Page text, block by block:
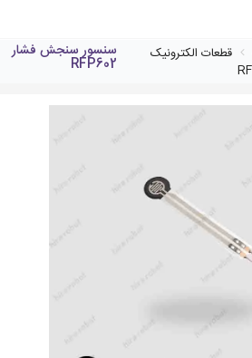
قطعات الکترونیک
سنسور سنجش فشار
RFP602